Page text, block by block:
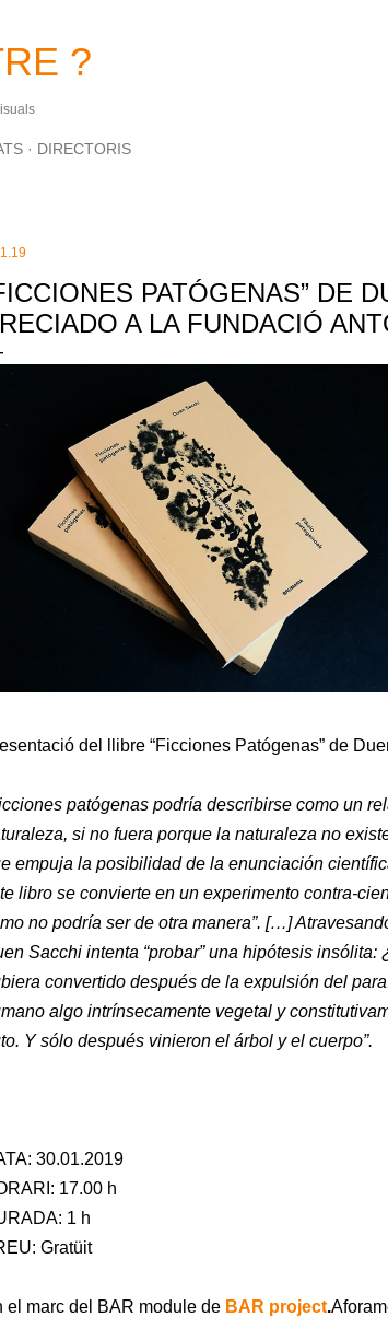
?
DIRECTORIS
PATÓGENAS” DE
A LA FUNDACIÓ
del llibre “Ficciones Patógenas” de
patógenas podría describirse como un
si no fuera porque la naturaleza no
empuja la posibilidad de la enunciación
libro se convierte en un experimento contra-
no podría ser de otra manera”. […]
Sacchi intenta “probar” una hipótesis
convertido después de la expulsión del
algo intrínsecamente vegetal y
Y sólo después vinieron el árbol y el cuerpo”.
30.01.2019
17.00 h
1 h
Gratüit
el marc del BAR module de BAR project.